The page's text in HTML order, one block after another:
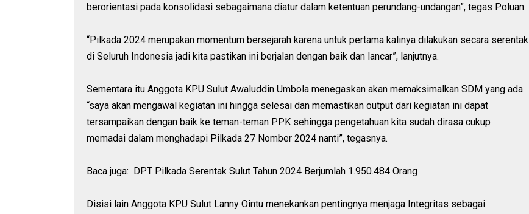
berorientasi pada konsolidasi sebagaimana diatur dalam ketentuan perundang-undangan”, tegas Poluan.
“Pilkada 2024 merupakan momentum bersejarah karena untuk pertama kalinya dilakukan secara serentak
di Seluruh Indonesia jadi kita pastikan ini berjalan dengan baik dan lancar”, lanjutnya.
Sementara itu Anggota KPU Sulut Awaluddin Umbola menegaskan akan memaksimalkan SDM yang ada.
“saya akan mengawal kegiatan ini hingga selesai dan memastikan output dari kegiatan ini dapat
tersampaikan dengan baik ke teman-teman PPK sehingga pengetahuan kita sudah dirasa cukup
memadai dalam menghadapi Pilkada 27 Nomber 2024 nanti”, tegasnya.
Baca juga: DPT Pilkada Serentak Sulut Tahun 2024 Berjumlah 1.950.484 Orang
Disisi lain Anggota KPU Sulut Lanny Ointu menekankan pentingnya menjaga Integritas sebagai